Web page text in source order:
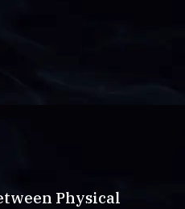
Physical